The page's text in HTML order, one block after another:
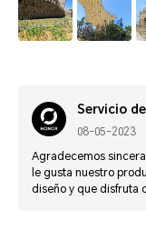
ación de su enorme
ún resultado de sus
Servicio
08-05-2023
Agradecemos
le gusta nuestro
diseño y que disfruta